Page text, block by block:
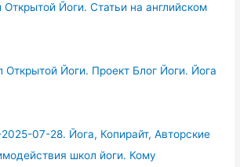
Йоги. Статьи на английском
Йоги. Проект Блог Йоги. Йога
07-28. Йога, Копирайт, Авторские
школ йоги. Кому